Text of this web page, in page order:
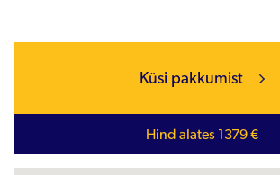
Küsi pakkumist
Hind alates 1379 €